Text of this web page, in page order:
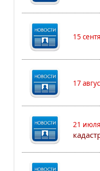
15
17
21